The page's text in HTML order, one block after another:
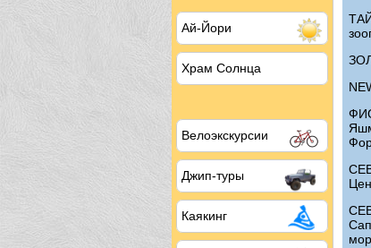
Ай-Йори
Храм Солнца
Велоэкскурсии
Джип-туры
Каякинг